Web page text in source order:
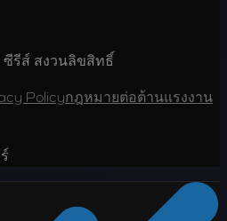
รีส์ สงวนลิขสิทธิ์
Policyกฎหมายต่อต้านแรงงาน